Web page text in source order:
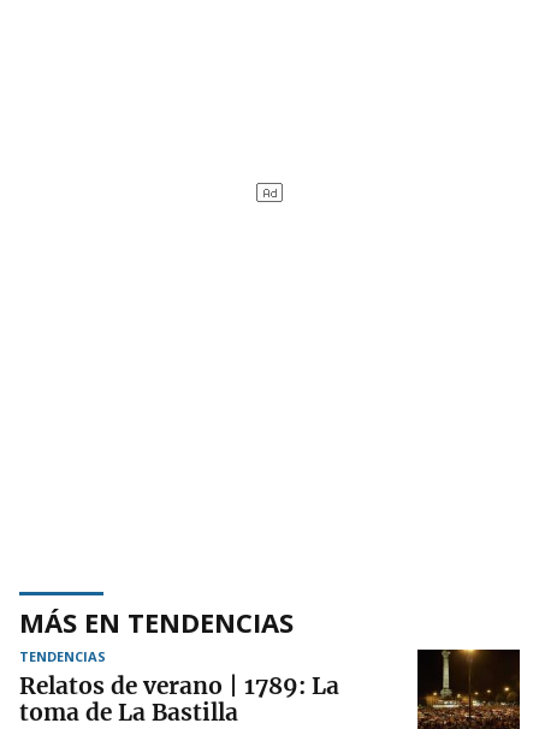
MÁS EN TENDENCIAS
TENDENCIAS
Relatos de verano | 1789: La
toma de La Bastilla